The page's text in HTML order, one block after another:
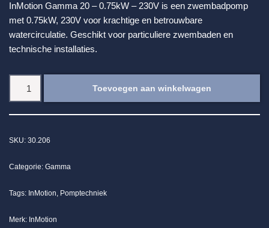
InMotion Gamma 20 – 0.75kW – 230V is een zwembadpomp
met 0.75kW, 230V voor krachtige en betrouwbare
watercirculatie. Geschikt voor particuliere zwembaden en
technische installaties.
Toevoegen aan winkelwagen
SKU: 30.206
Categorie: Gamma
Tags: InMotion, Pomptechniek
Merk: InMotion